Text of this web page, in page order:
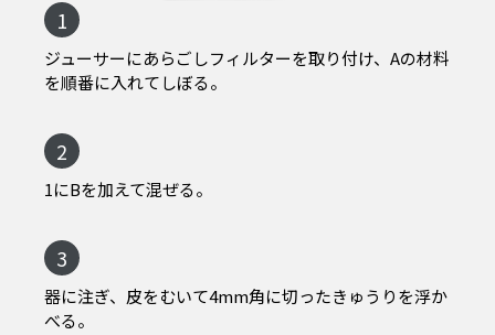
1
ジューサーにあらごしフィルターを取り付け、Aの材料
を順番に入れてしぼる。
2
1にBを加えて混ぜる。
3
器に注ぎ、皮をむいて4mm角に切ったきゅうりを浮か
べる。